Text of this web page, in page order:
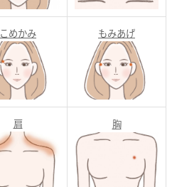
こめかみ もみあげ
肩 胸